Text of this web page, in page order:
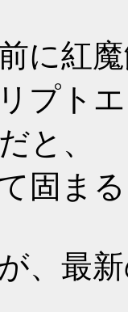
に紅
プト
と、
固ま
、最